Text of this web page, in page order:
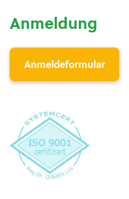
Anmeldung
Anmeldeformular